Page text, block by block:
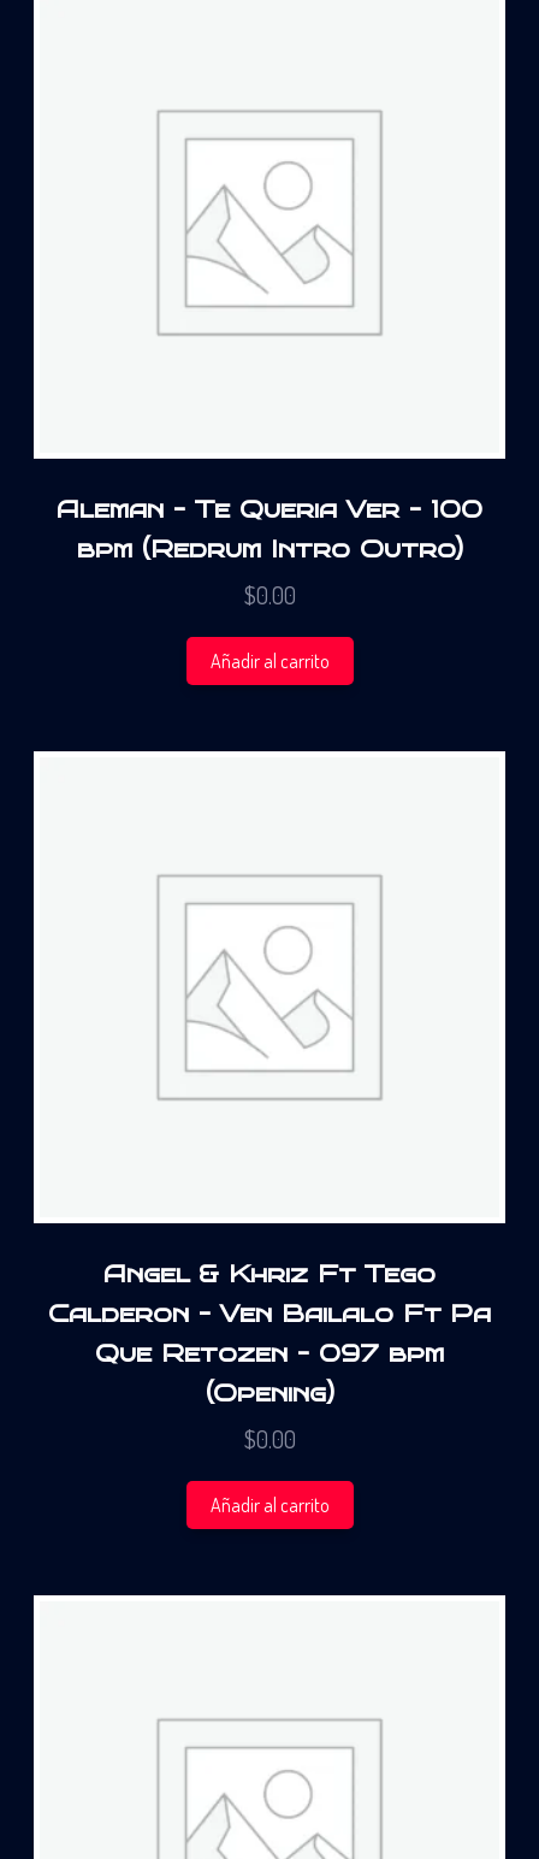
Aleman – Te Queria Ver – 100
bpm (Redrum Intro Outro)
$0.00
Añadir al carrito
Angel & Khriz Ft Tego
Calderon – Ven Bailalo Ft Pa
Que Retozen – 097 bpm
(Opening)
$0.00
Añadir al carrito